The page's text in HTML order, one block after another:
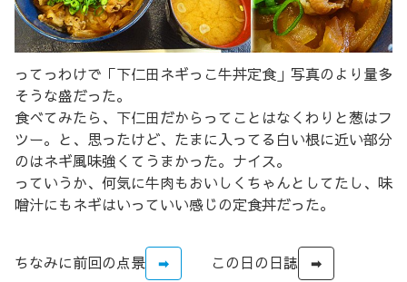
ってっわけで「下仁田ネギっこ牛丼定食」写真のより量多
そうな盛だった。
食べてみたら、下仁田だからってことはなくわりと葱はフ
ツー。と、思ったけど、たまに入ってる白い根に近い部分
のはネギ風味強くてうまかった。ナイス。
っていうか、何気に牛肉もおいしくちゃんとしてたし、味
噌汁にもネギはいっていい感じの定食丼だった。
ちなみに前回の点景 ➡ この日の日誌 ➡